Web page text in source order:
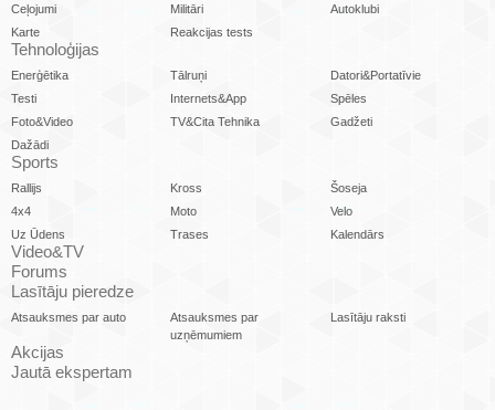
Ceļojumi
Militāri
Autoklubi
Karte
Reakcijas tests
Tehnoloģijas
Enerģētika Tālruņi
Datori&Portatīvie
Testi
Internets&App
Spēles
Foto&Video
TV&Cita Tehnika
Gadžeti
Dažādi
Sports
Rallijs Kross
Šoseja
4x4
Moto
Velo
Uz Ūdens
Trases Kalendārs
Video&TV
Forums
Lasītāju pieredze
Atsauksmes par auto
Atsauksmes par
uzņēmumiem
Lasītāju raksti
Akcijas
Jautā ekspertam